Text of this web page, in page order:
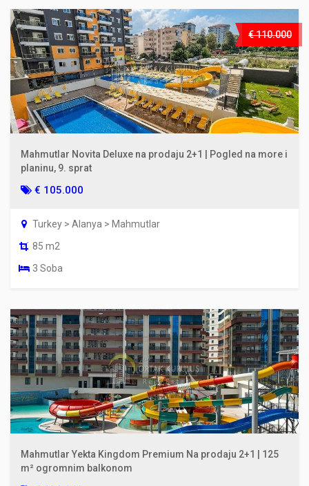
€ 110.000
Mahmutlar Novita Deluxe na prodaju 2+1 | Pogled na more i
planinu, 9. sprat
€ 105.000
Turkey > Alanya > Mahmutlar
85 m2
3 Soba
Mahmutlar Yekta Kingdom Premium Na prodaju 2+1 | 125
m² ogromnim balkonom